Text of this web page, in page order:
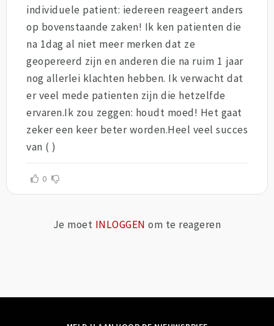
individuele patient: iedereen reageert anders
op bovenstaande zaken! Ik ken patienten die
na 1dag al niet meer merken dat ze
geopereerd zijn en anderen die na ruim 1 jaar
nog allerlei klachten hebben. Ik verwacht dat
er veel mede patienten zijn die hetzelfde
ervaren.Ik zou zeggen: houdt moed! Het gaat
zeker een keer beter worden.Heel veel succes
van ( )
0
Je moet INLOGGEN om te reageren